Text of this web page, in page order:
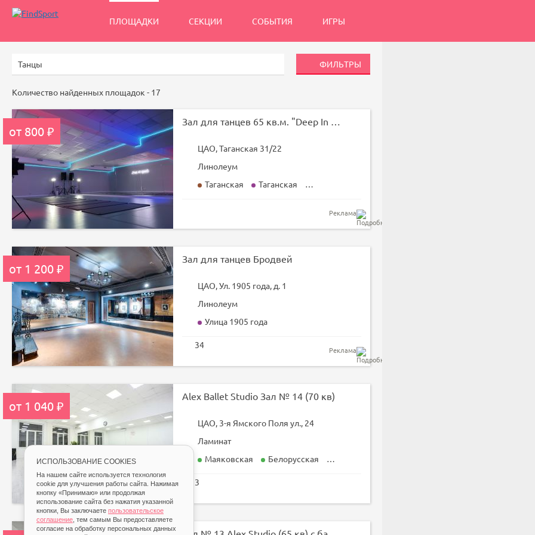
ИСПОЛЬЗОВАНИЕ COOKIES
На нашем сайте используется технология
cookie для улучшения работы сайта. Нажимая
кнопку «Принимаю» или продолжая
использование сайта без нажатия указанной
кнопки, Вы заключаете пользовательское
соглашение , тем самым Вы предоставляете
согласие на обработку персональных данных
ПЛОЩАДКИ СЕКЦИИ СОБЫТИЯ ИГРЫ
ФИЛЬТРЫ
Количество найденных площадок - 17
Зал для танцев 65 кв.м. "Deep In Art"
от 800 ₽
ЦАО, Таганская 31/22
Линолеум
Таганская
Таганская Марксистская
Реклама
Зал для танцев Бродвей
от 1 200 ₽
ЦАО, Ул. 1905 года, д. 1
Линолеум
Улица 1905 года
34
Реклама
Alex Ballet Studio Зал № 14 (70 кв)
от 1 040 ₽
ЦАО, 3-я Ямского Поля ул., 24
Ламинат
Маяковская
Белорусская Динамо
3